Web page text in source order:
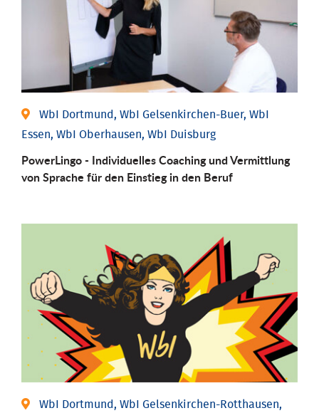
WbI Dortmund, WbI Gelsenkirchen-Buer, WbI
Essen, WbI Oberhausen, WbI Duisburg
PowerLingo - Individuelles Coaching und Vermittlung
von Sprache für den Einstieg in den Beruf
WbI Dortmund, WbI Gelsenkirchen-Rotthausen,